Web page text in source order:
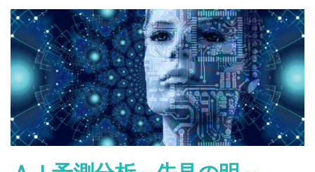
ト！
年
最
新】
簡
単！
Gemini
の
便
利
な
「拡